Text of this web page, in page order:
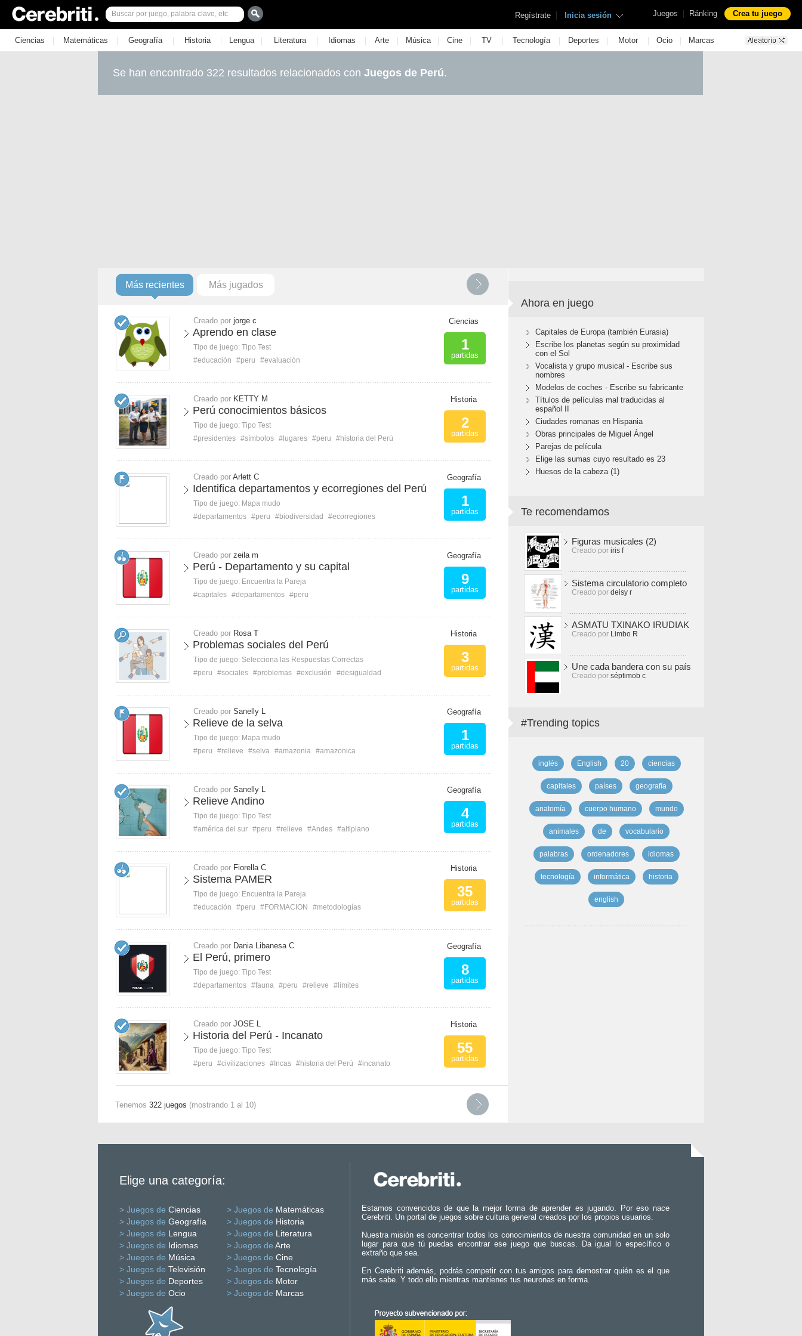
Juegos | Ránking Crea tu juego
Regístrate | Inicia sesión
Ciencias | Matemáticas | Geografía | Historia | Lengua | Literatura | Idiomas | Arte | Música | Cine | TV | Tecnología | Deportes | Motor | Ocio | Marcas
Se han encontrado 322 resultados relacionados con Juegos de Perú.
Más recientes Más jugados
Creado por jorge c
Aprendo en clase
Tipo de juego: Tipo Test
#educación
#peru #evaluación
Ciencias
1
partidas
Creado por KETTY M
Perú conocimientos básicos
Tipo de juego: Tipo Test
#presidentes #símbolos #lugares #peru #historia del Perú
Historia
2
partidas
Creado por Arlett C
Identifica departamentos y ecorregiones del Perú
Tipo de juego: Mapa mudo
#departamentos #peru #biodiversidad #ecorregiones
Geografía
1
partidas
Creado por zeila m
Perú - Departamento y su capital
Tipo de juego: Encuentra la Pareja
#capitales #departamentos #peru
Geografía
9
partidas
Creado por Rosa T
Problemas sociales del Perú
Tipo de juego: Selecciona las Respuestas Correctas
#peru
#sociales #problemas #exclusión #desigualdad
Historia
3
partidas
Creado por Sanelly L
Relieve de la selva
Tipo de juego: Mapa mudo
#peru
#relieve #selva #amazonia #amazonica
Geografía
1
partidas
Creado por Sanelly L
Relieve Andino
Tipo de juego: Tipo Test
#américa del sur #peru #relieve #Andes #altiplano
Geografía
4
partidas
Creado por Fiorella C
Sistema PAMER
Tipo de juego: Encuentra la Pareja
#educación
#peru #FORMACION #metodologías
Historia
35
partidas
Creado por Dania Libanesa C
El Perú, primero
Tipo de juego: Tipo Test
#departamentos #fauna #peru #relieve #limites
Geografía
8
partidas
Creado por JOSE L
Historia del Perú - Incanato
Tipo de juego: Tipo Test
#peru
#civilizaciones #Incas #historia del Perú #incanato
Historia
55
partidas
Tenemos 322 juegos (mostrando 1 al 10)
Ahora en juego
Capitales de Europa (también Eurasia)
Escribe los planetas según su proximidad
con el Sol
Vocalista y grupo musical - Escribe sus
nombres
Modelos de coches - Escribe su fabricante
Títulos de películas mal traducidas al
español II
Ciudades romanas en Hispania
Obras principales de Miguel Ángel
Parejas de película
Elige las sumas cuyo resultado es 23
Huesos de la cabeza (1)
Te recomendamos
Figuras musicales (2)
Creado por iris f
Sistema circulatorio completo
Creado por deisy r
ASMATU TXINAKO IRUDIAK
Creado por Limbo R
Une cada bandera con su país
Creado por séptimob c
#Trending topics
inglés English 20 ciencias
capitales países geografía
anatomía cuerpo humano mundo
animales de vocabulario
palabras ordenadores idiomas
tecnología informática historia
english
Elige una categoría:
> Juegos de Ciencias > Juegos de Matemáticas
> Juegos de Geografía > Juegos de Historia
> Juegos de Lengua > Juegos de Literatura
> Juegos de Idiomas > Juegos de Arte
> Juegos de Música > Juegos de Cine
> Juegos de Televisión > Juegos de Tecnología
> Juegos de Deportes > Juegos de Motor
> Juegos de Ocio > Juegos de Marcas
Estamos convencidos de que la mejor forma de aprender es jugando. Por eso nace
Cerebriti. Un portal de juegos sobre cultura general creados por los propios usuarios.
Nuestra misión es concentrar todos los conocimientos de nuestra comunidad en un solo
lugar para que tú puedas encontrar ese juego que buscas. Da igual lo específico o
extraño que sea.
En Cerebriti además, podrás competir con tus amigos para demostrar quién es el que
más sabe. Y todo ello mientras mantienes tus neuronas en forma.